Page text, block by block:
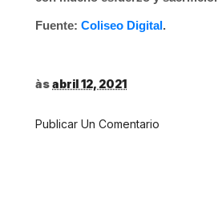
Fuente: Coliseo Digital.
àsabril 12, 2021
Publicar Un Comentario